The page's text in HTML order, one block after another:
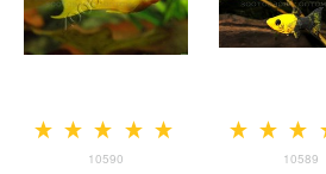
10590 10589